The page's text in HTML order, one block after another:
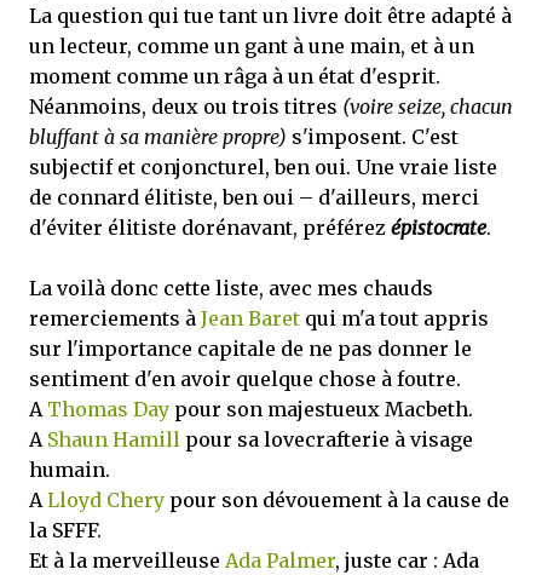
La question qui tue tant un livre doit être adapté à
un lecteur, comme un gant à une main, et à un
moment comme un râga à un état d'esprit.
Néanmoins, deux ou trois titres (voire seize, chacun
bluffant à sa manière propre) s'imposent. C'est
subjectif et conjoncturel, ben oui. Une vraie liste
de connard élitiste, ben oui – d'ailleurs, merci
d'éviter élitiste dorénavant, préférez épistocrate.
La voilà donc cette liste, avec mes chauds
remerciements à Jean Baret qui m'a tout appris
sur l'importance capitale de ne pas donner le
sentiment d'en avoir quelque chose à foutre.
A Thomas Day pour son majestueux Macbeth.
A Shaun Hamill pour sa lovecrafterie à visage
humain.
ALloyd Chery pour son dévouement à la cause de
la SFFF.
Et à la merveilleuse Ada Palmer, juste car : Ada